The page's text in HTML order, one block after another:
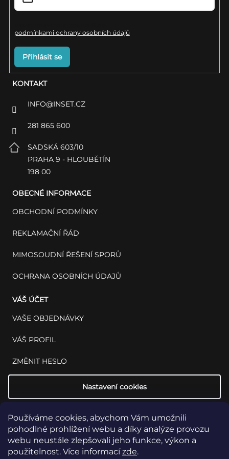
Používáme cookies, abychom Vám umožnili
pohodlné prohlížení webu a díky analýze provozu
webu neustále zlepšovali jeho funkce, výkon a
použitelnost. Více informacízde.
KONTAKT
INFO@INSET.CZ
281 865 600
SADSKÁ 603/10
PRAHA 9 - HLOUBĚTÍN
198 00
OBECNÉ INFORMACE
OBCHODNÍ PODMÍNKY
REKLAMAČNÍ ŘÁD
MIMOSOUDNÍ ŘEŠENÍ SPORŮ
OCHRANA OSOBNÍCH ÚDAJŮ
VÁŠ ÚČET
VAŠE OBJEDNÁVKY
VÁŠ PROFIL
ZMĚNIT HESLO
Nastavení cookies
podmínkami ochrany osobních údajů
Přihlásit se